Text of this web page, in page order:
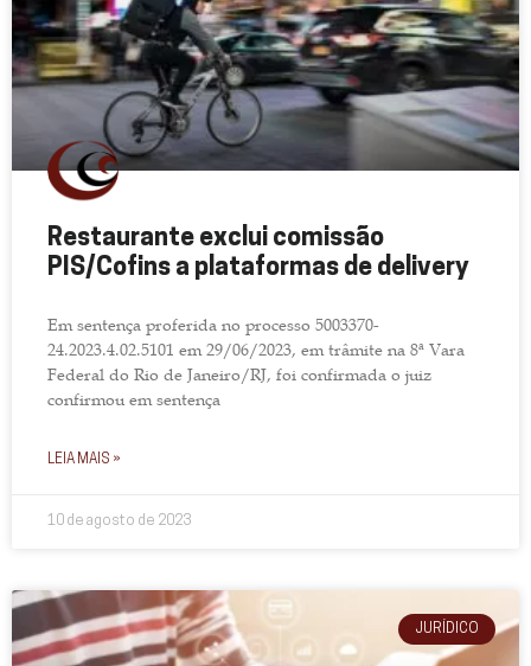
Restaurante exclui comissão
PIS/Cofins a plataformas de delivery
Em sentença proferida no processo 5003370-
24.2023.4.02.5101 em 29/06/2023, em trâmite na 8ª Vara
Federal do Rio de Janeiro/RJ, foi confirmada o juiz
confirmou em sentença
LEIA MAIS »
10 de agosto de 2023
JURÍDICO